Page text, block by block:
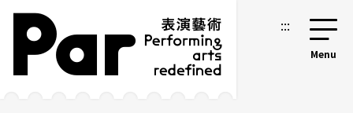
跳到主要内容区块
网站导览 :::